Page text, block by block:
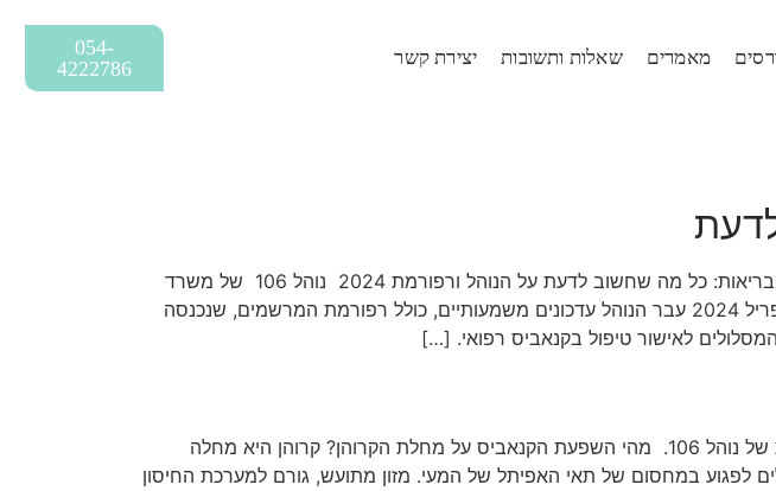
מאמרים שאלות ותשובות יצירת קשר
054-
4222786
https://www.youtube.com/watch?v=3p4ZXP-cDEI&t=108s נוהל 106 של משרד הבריאות: כל מה שחשוב לדעת על הנוהל ורפורמת 2024 נוהל 106 של משרד
הבריאות הוא המסמך המרכזי המסדיר את תחום הקנאביס לשימוש רפואי בישראל. באפריל 2024 עבר הנוהל עדכונים משמעותיים, כולל רפורמת המרשמים, שנכנסה
לאישור טיפול בקנאביס רפואי. […]
קרוהן היא אחת האבחנות אשר מאפשרת קבלת מרשם לטיפול בקנאביס. על פי ההנחיות של נוהל 106. מהי השפעת הקנאביס על מחלת הקרוהן? קרוהן היא מחלה
לפגוע במחסום של תאי האפיתל של המעי. מזון מתועש, גורם למערכת החיסון